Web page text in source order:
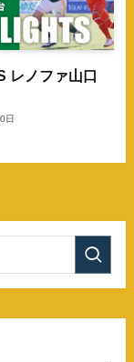
レノファ山口
日